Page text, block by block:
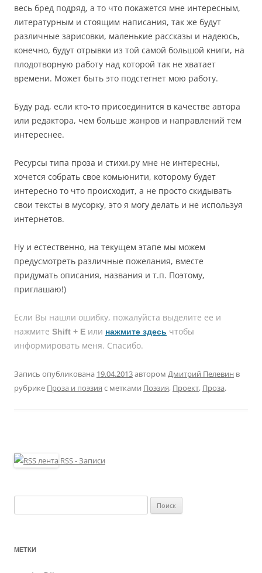
весь бред подряд, а то что покажется мне интересным,
литературным и стоящим написания, так же будут
различные зарисовки, маленькие рассказы и надеюсь,
конечно, будут отрывки из той самой большой книги, на
плодотворную работу над которой так не хватает
времени. Может быть это подстегнет мою работу.
Буду рад, если кто-то присоединится в качестве автора
или редактора, чем больше жанров и направлений тем
интереснее.
Ресурсы типа проза и стихи.ру мне не интересны,
хочется собрать свое комьюнити, которому будет
интересно то что происходит, а не просто скидывать
свои тексты в мусорку, это я могу делать и не используя
интернетов.
Ну и естественно, на текущем этапе мы можем
предусмотреть различные пожелания, вместе
придумать описания, названия и т.п. Поэтому,
приглашаю!)
Если Вы нашли ошибку, пожалуйcта выделите ее и
нажмите Shift + E или нажмите здесь чтобы
информировать меня. Спасибо.
Запись опубликована 19.04.2013автором Дмитрий Пелевин в
рубрике Проза и поэзия с метками Поэзия, Проект, Проза.
RSS - Записи
МЕТКИ